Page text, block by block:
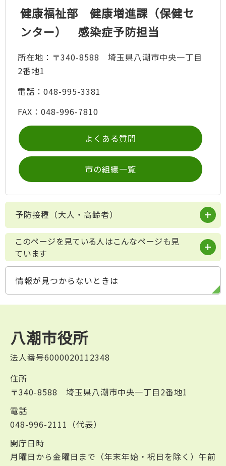
健康福祉部 健康増進課（保健セ
ンター） 感染症予防担当
所在地：〒340-8588 埼玉県八潮市中央一丁目
2番地1
電話：048-995-3381
FAX：048-996-7810
よくある質問
市の組織一覧
予防接種（大人・高齢者）
このページを見ている人はこんなページも見
ています
情報が見つからないときは
八潮市役所
法人番号6000020112348
住所
〒340-8588 埼玉県八潮市中央一丁目2番地1
電話
048-996-2111（代表）
開庁日時
月曜日から金曜日まで（年末年始・祝日を除く）午前